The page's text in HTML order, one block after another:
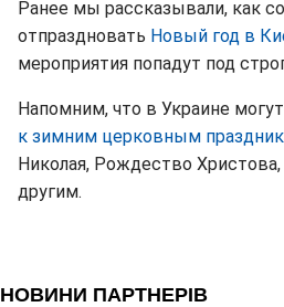
Ранее мы рассказывали, как
отпраздновать Новый год в
мероприятия попадут под
Напомним, что в Украине могут
к зимним церковным
Николая, Рождество
другим.